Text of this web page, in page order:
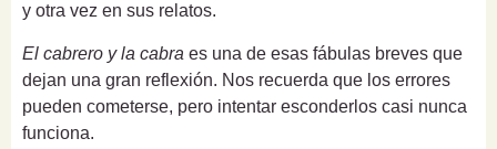
y otra vez en sus relatos.
El cabrero y la cabra es una de esas fábulas breves que
dejan una gran reflexión. Nos recuerda que los errores
pueden cometerse, pero intentar esconderlos casi nunca
funciona.